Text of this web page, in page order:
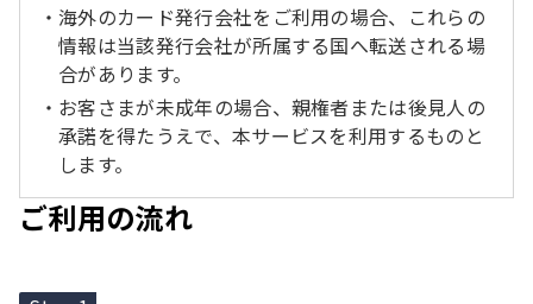
海外のカード発行会社をご利用の場合、これらの
情報は当該発行会社が所属する国へ転送される場
合があります。
お客さまが未成年の場合、親権者または後見人の
承諾を得たうえで、本サービスを利用するものと
します。
ご利用の流れ